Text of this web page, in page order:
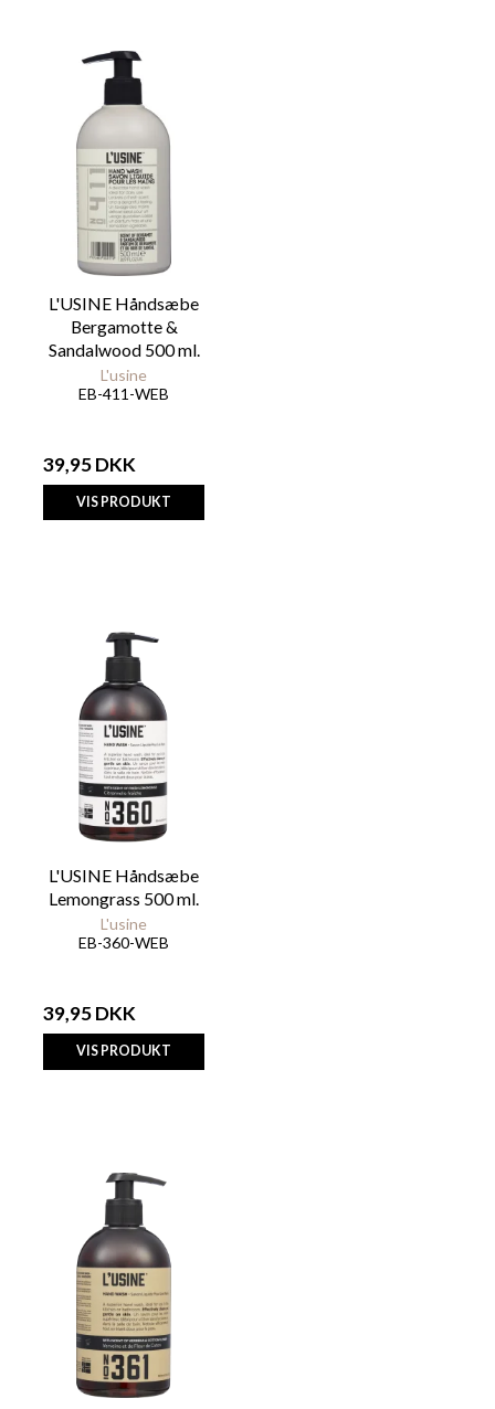
L'USINE Håndsæbe
Bergamotte &
Sandalwood 500 ml.
L'usine
EB-411-WEB
39,95 DKK
VIS PRODUKT
L'USINE Håndsæbe
Lemongrass 500 ml.
L'usine
EB-360-WEB
39,95 DKK
VIS PRODUKT